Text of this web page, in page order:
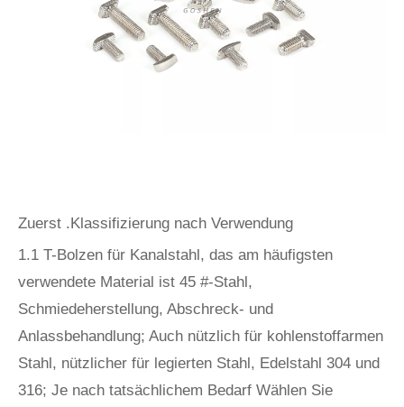
Zuerst .Klassifizierung nach Verwendung
1.1 T-Bolzen für Kanalstahl, das am häufigsten
verwendete Material ist 45 #-Stahl,
Schmiedeherstellung, Abschreck- und
Anlassbehandlung; Auch nützlich für kohlenstoffarmen
Stahl, nützlicher für legierten Stahl, Edelstahl 304 und
316; Je nach tatsächlichem Bedarf Wählen Sie